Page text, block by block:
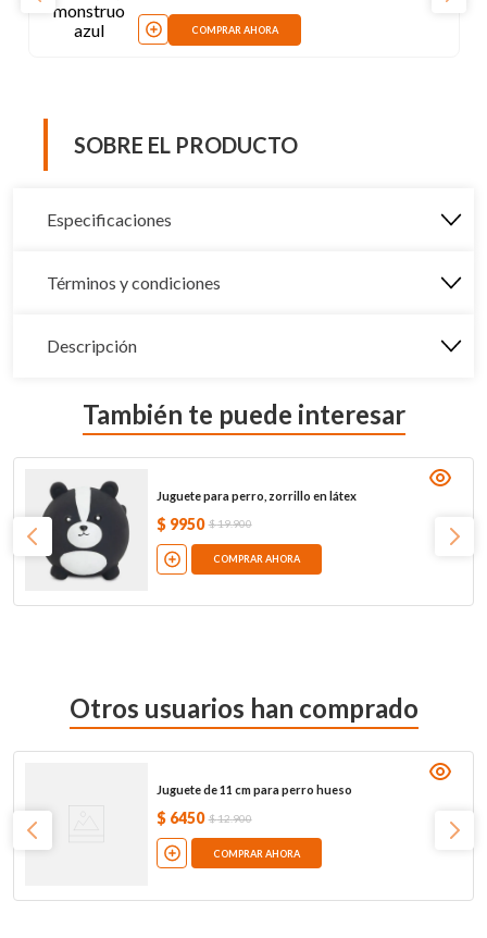
COMPRAR AHORA
SOBRE EL PRODUCTO
Especificaciones
Términos y condiciones
Descripción
También te puede interesar
Juguete para perro, zorrillo en látex
$ 9950 $19.900
COMPRAR AHORA
Otros usuarios han comprado
Juguete de 11 cm para perro hueso
$ 6450 $12.900
COMPRAR AHORA